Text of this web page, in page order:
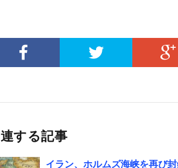
関連する記事
イラン、ホルムズ海峡を再び